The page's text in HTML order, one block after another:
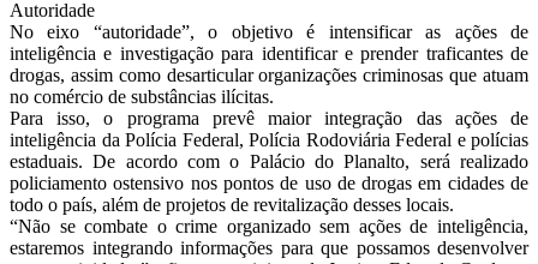
Autoridade
No eixo “autoridade”, o objetivo é intensificar as ações de
inteligência e investigação para identificar e prender traficantes de
drogas, assim como desarticular organizações criminosas que atuam
no comércio de substâncias ilícitas.
Para isso, o programa prevê maior integração das ações de
inteligência da Polícia Federal, Polícia Rodoviária Federal e polícias
estaduais. De acordo com o Palácio do Planalto, será realizado
policiamento ostensivo nos pontos de uso de drogas em cidades de
todo o país, além de projetos de revitalização desses locais.
“Não se combate o crime organizado sem ações de inteligência,
estaremos integrando informações para que possamos desenvolver